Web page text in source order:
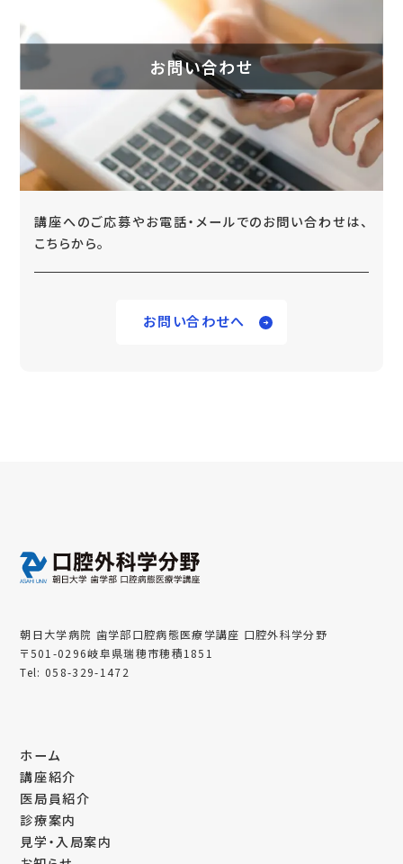
お問い合わせ
講座へのご応募やお電話・メールでのお問い合わせは、
こちらから。
お問い合わせへ
朝日大学病院 歯学部口腔病態医療学講座 口腔外科学分野
〒501-0296岐阜県瑞穂市穂積1851
Tel: 058-329-1472
ホーム
講座紹介
医局員紹介
診療案内
見学・入局案内